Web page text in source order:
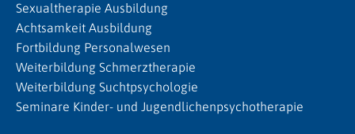
Sexualtherapie Ausbildung
Achtsamkeit Ausbildung
Fortbildung Personalwesen
Weiterbildung Schmerztherapie
Weiterbildung Suchtpsychologie
Seminare Kinder- und Jugendlichenpsychotherapie